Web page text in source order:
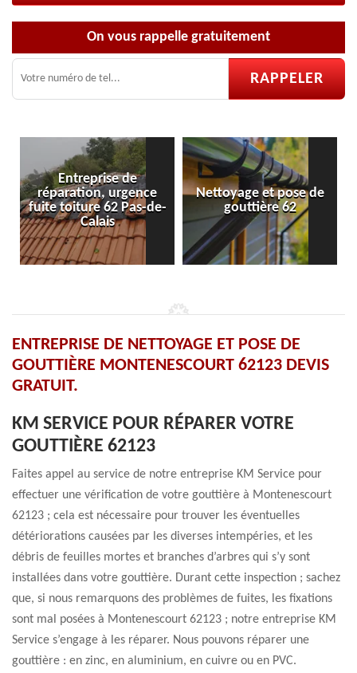
On vous rappelle gratuitement
de-
Nettoyage et pose de
gouttière 62
Pose et réparation
velux 62
ENTREPRISE DE NETTOYAGE ET POSE DE
GOUTTIÈRE MONTENESCOURT 62123 DEVIS
GRATUIT.
KM SERVICE POUR RÉPARER VOTRE
GOUTTIÈRE 62123
Faites appel au service de notre entreprise KM Service pour
effectuer une vérification de votre gouttière à Montenescourt
62123 ; cela est nécessaire pour trouver les éventuelles
détériorations causées par les diverses intempéries, et les
débris de feuilles mortes et branches d’arbres qui s’y sont
installées dans votre gouttière. Durant cette inspection ; sachez
que, si nous remarquons des problèmes de fuites, les fixations
sont mal posées à Montenescourt 62123 ; notre entreprise KM
Service s’engage à les réparer. Nous pouvons réparer une
gouttière : en zinc, en aluminium, en cuivre ou en PVC.